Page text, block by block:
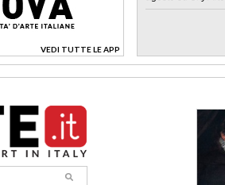
VEDI TUTTE LE APP
>